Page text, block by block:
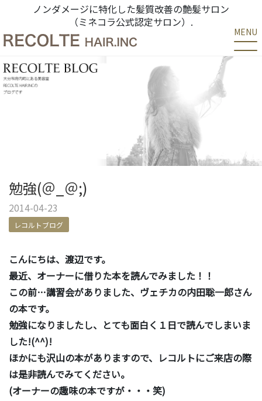
ノンダメージに特化した髪質改善の艶髪サロン
（ミネコラ公式認定サロン）.
MENU
勉強(＠_＠;)
2014-04-23
レコルトブログ
こんにちは、渡辺です。
最近、オーナーに借りた本を読んでみました！！
この前…講習会がありました、ヴェチカの内田聡一郎さん
の本です。
勉強になりましたし、とても面白く１日で読んでしまいま
した!(^^)!
ほかにも沢山の本がありますので、レコルトにご来店の際
は是非読んでみてください。
(オーナーの趣味の本ですが・・・笑)